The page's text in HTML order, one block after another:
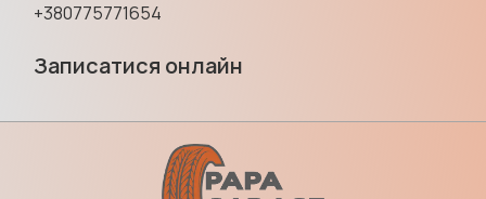
+380775771654
Записатися онлайн